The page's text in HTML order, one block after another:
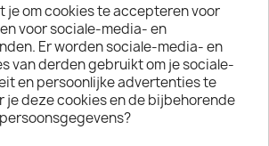
orange 1.5m
ADD TO CART
je om cookies te accepteren voor
voor sociale-media- en
Er worden sociale-media- en
van derden gebruikt om je sociale-
en persoonlijke advertenties te
je deze cookies en de bijbehorende